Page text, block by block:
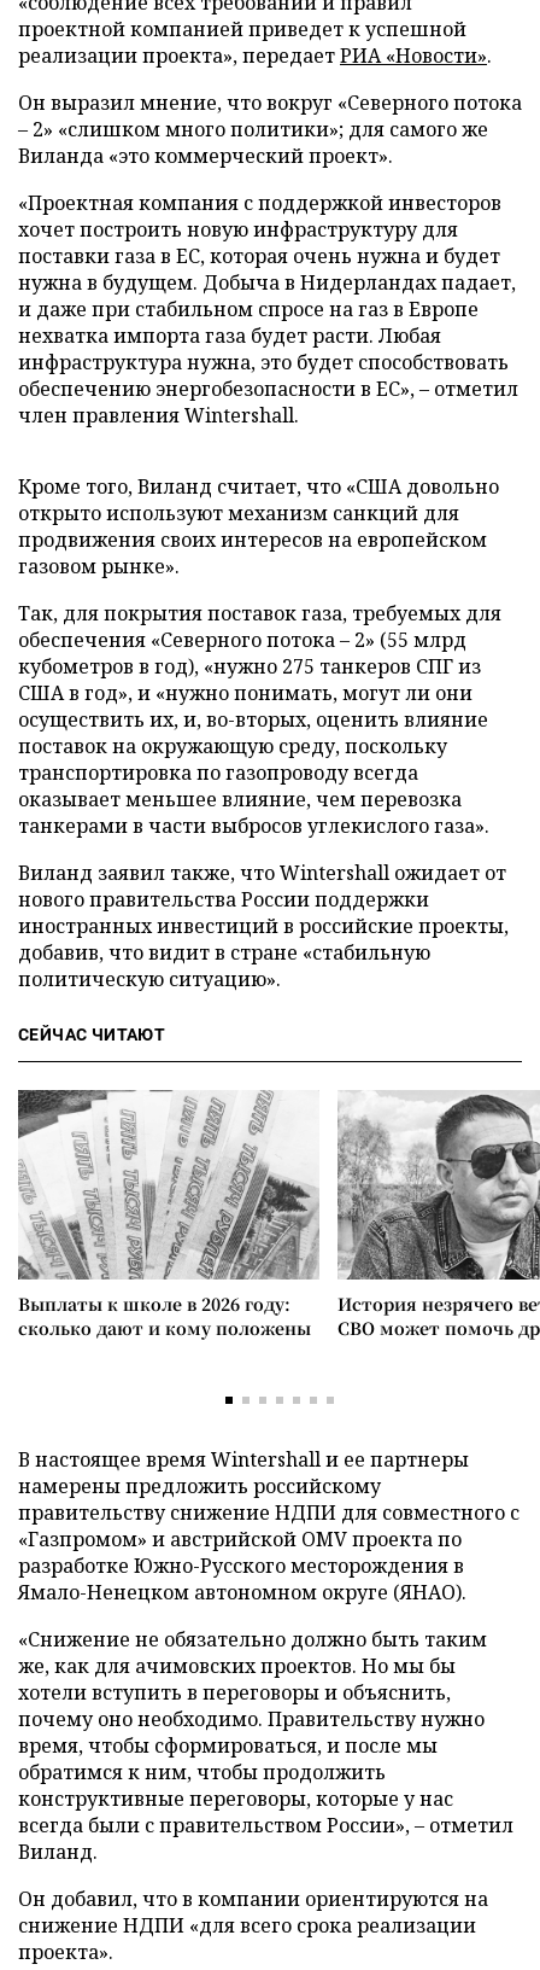
проектной компанией приведет к успешной
реализации проекта», передаетРИА «Новости».
Он выразил мнение, что вокруг «Северного потока
– 2» «слишком много политики»; для самого же
Виланда «это коммерческий проект».
«Проектная компания с поддержкой инвесторов
хочет построить новую инфраструктуру для
поставки газа в ЕС, которая очень нужна и будет
нужна в будущем. Добыча в Нидерландах падает,
и даже при стабильном спросе на газ в Европе
нехватка импорта газа будет расти. Любая
инфраструктура нужна, это будет способствовать
обеспечению энергобезопасности в ЕС», – отметил
член правления Wintershall.
Кроме того, Виланд считает, что «США довольно
открыто используют механизм санкций для
продвижения своих интересов на европейском
газовом рынке».
Так, для покрытия поставок газа, требуемых для
обеспечения «Северного потока – 2» (55 млрд
кубометров в год), «нужно 275 танкеров СПГ из
США в год», и «нужно понимать, могут ли они
осуществить их, и, во-вторых, оценить влияние
поставок на окружающую среду, поскольку
транспортировка по газопроводу всегда
оказывает меньшее влияние, чем перевозка
танкерами в части выбросов углекислого газа».
Виланд заявил также, что Wintershall ожидает от
нового правительства России поддержки
иностранных инвестиций в российские проекты,
добавив, что видит в стране «стабильную
политическую ситуацию».
СЕЙЧАС ЧИТАЮТ
Выплаты к школе в 2026 году:
сколько дают и кому положены
История незрячего
СВО может помочь
В настоящее время Wintershall и ее партнеры
намерены предложить российскому
правительству снижение НДПИ для совместного с
«Газпромом» и австрийской OMV проекта по
разработке Южно-Русского месторождения в
Ямало-Ненецком автономном округе (ЯНАО).
«Снижение не обязательно должно быть таким
же, как для ачимовских проектов. Но мы бы
хотели вступить в переговоры и объяснить,
почему оно необходимо. Правительству нужно
время, чтобы сформироваться, и после мы
обратимся к ним, чтобы продолжить
конструктивные переговоры, которые у нас
всегда были с правительством России», – отметил
Виланд.
Он добавил, что в компании ориентируются на
снижение НДПИ «для всего срока реализации
проекта».